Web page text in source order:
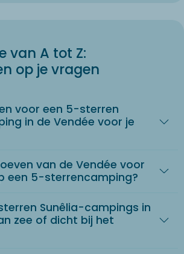
van A tot Z:
op je vragen
voor een 5-sterren
in de Vendée voor je
van de Vendée voor
een 5-sterrencamping?
Sunêlia-campings in
zee of dicht bij het